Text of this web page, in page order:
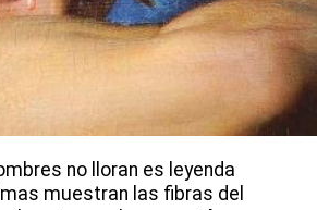
no lloran es leyenda
muestran las fibras del